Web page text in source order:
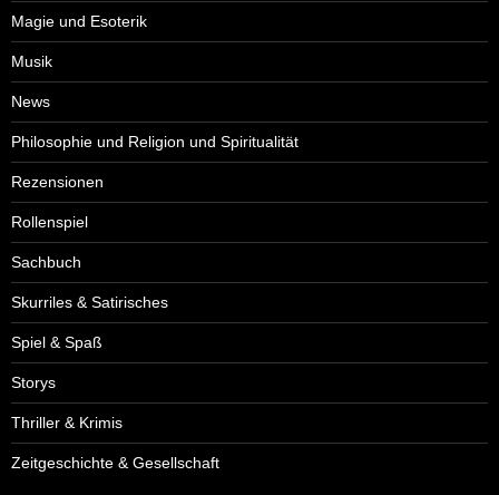
Magie und Esoterik
Musik
News
Philosophie und Religion und Spiritualität
Rezensionen
Rollenspiel
Sachbuch
Skurriles & Satirisches
Spiel & Spaß
Storys
Thriller & Krimis
Zeitgeschichte & Gesellschaft